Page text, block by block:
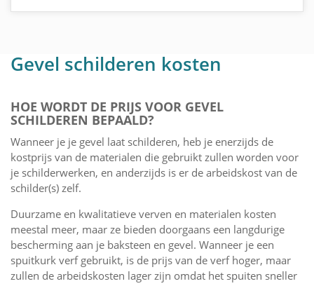
Gevel schilderen kosten
HOE WORDT DE PRIJS VOOR GEVEL
SCHILDEREN BEPAALD?
Wanneer je je gevel laat schilderen, heb je enerzijds de
kostprijs van de materialen die gebruikt zullen worden voor
je schilderwerken, en anderzijds is er de arbeidskost van de
schilder(s) zelf.
Duurzame en kwalitatieve verven en materialen kosten
meestal meer, maar ze bieden doorgaans een langdurige
bescherming aan je baksteen en gevel. Wanneer je een
spuitkurk verf gebruikt, is de prijs van de verf hoger, maar
zullen de arbeidskosten lager zijn omdat het spuiten sneller